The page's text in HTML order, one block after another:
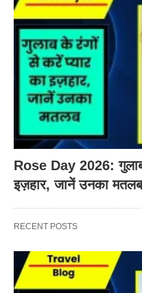
Rose Day 2026:
इज़हार, जानें उनका मतलब
RECENT POSTS